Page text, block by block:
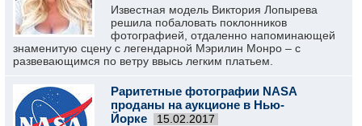
Известная модель Виктория Лопырева
решила побаловать поклонников
фотографией, отдаленно напоминающей
знаменитую сцену с легендарной Мэрилин Монро – с
развевающимся по ветру ввысь легким платьем.
Раритетные фотографии NASA
проданы на аукционе в Нью-
Йорке
15.02.2017